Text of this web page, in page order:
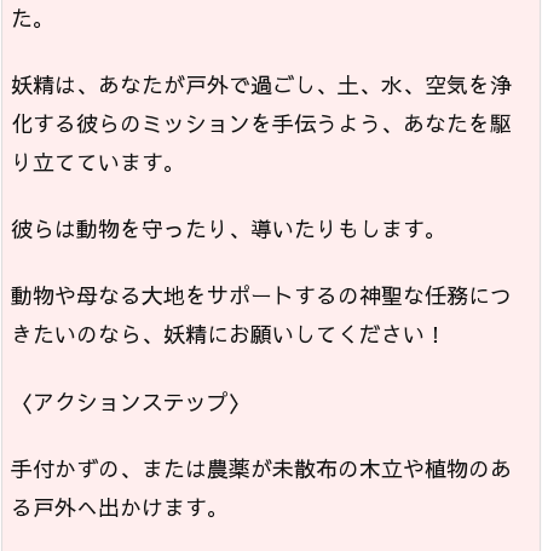
た。
妖精は、あなたが戸外で過ごし、土、水、空気を浄
化する彼らのミッションを手伝うよう、あなたを駆
り立てています。
彼らは動物を守ったり、導いたりもします。
動物や母なる大地をサポートするの神聖な任務につ
きたいのなら、妖精にお願いしてください！
〈アクションステップ〉
手付かずの、または農薬が未散布の木立や植物のあ
る戸外へ出かけます。